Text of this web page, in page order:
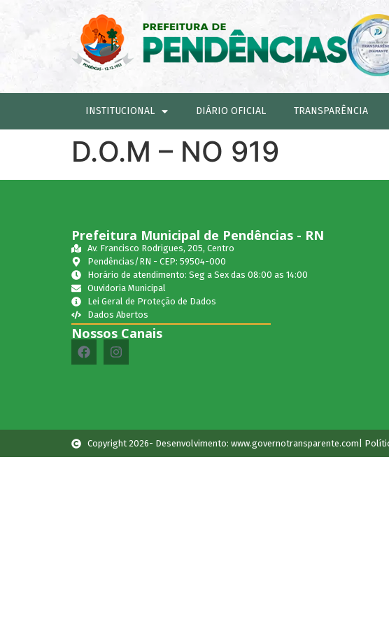
INSTITUCIONAL DIÁRIO OFICIAL TRANSPARÊNCIA
D.O.M – NO 919
Prefeitura Municipal de Pendências - RN
Av. Francisco Rodrigues, 205, Centro
Pendências/RN - CEP: 59504-000
Horário de atendimento: Seg a Sex das 08:00 as 14:00
Ouvidoria Municipal
Lei Geral de Proteção de Dados
Dados Abertos
Nossos Canais
Copyright 2026- Desenvolvimento: www.governotransparente.com |